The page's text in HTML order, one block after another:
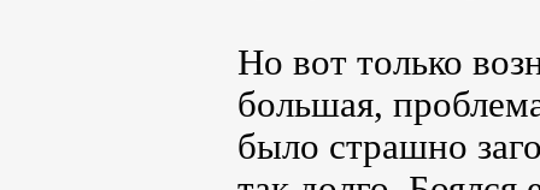
Но вот только
большая,
было страшно